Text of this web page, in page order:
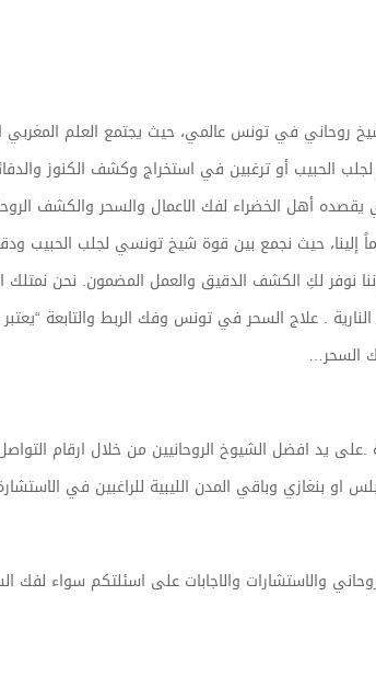
في تونس عالمي، حيث يجتمع العلم المغربي
الحبيب أو ترغبين في استخراج وكشف الكنوز
أهل الخضراء لفك الاعمال والسحر والكشف
إلينا، حيث نجمع بين قوة شيخ تونسي لجلب الحبيب
لكِ الكشف الدقيق والعمل المضمون. نحن نمتلك
. علاج السحر في تونس وفك الربط والتابعة
السحر…
.على يد افضل الشيوخ الروحانيين من خلال ارقام
بنغازي وباقي المدن الليبية للراغبين في
والاستشارات والاجابات على اسئلتكم سواء لفك